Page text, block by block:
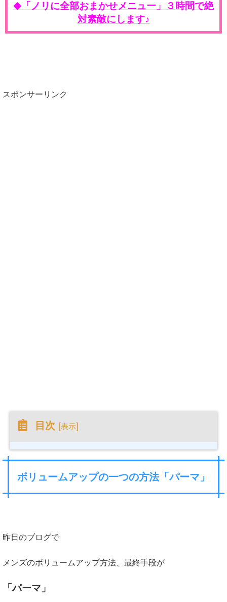
◆
「ノリに全部おまかせメニュー」３時間で絶
対素敵にします♪
スポンサーリンク
目次 [表示]
ボリュームアップの一つの方法「パーマ」
昨日のブログで
メンズのボリュームアップ方法、最終手段が
「パーマ」